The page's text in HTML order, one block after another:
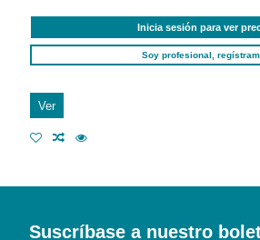
Inicia sesión para ver
Soy profesional,
Ver
Suscríbase a nuestro